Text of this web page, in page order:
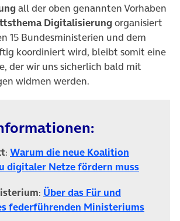
all der oben genannten Vorhaben
Digitalisierung organisiert
15 Bundesministerien und dem
koordiniert wird, bleibt somit eine
der wir uns sicherlich bald mit
widmen werden.
: Warum die neue Koalition
digitaler Netze fördern muss(öffnet
: Über das Für und
federführenden Ministeriums(öffnet